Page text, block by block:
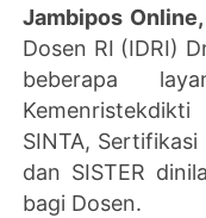
Jambipos
Dosen RI (IDRI)
beberapa
SINTA, Sertifikasi
dan SISTER
bagi Dosen.